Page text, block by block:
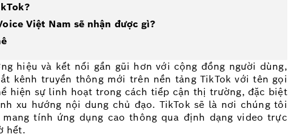
Việt Nam sẽ nhận được gì?
hiệu và kết nối gần gũi hơn với cộng đồng người dùng,
kênh truyền thông mới trên nền tảng TikTok với tên gọi
hiện sự linh hoạt trong cách tiếp cận thị trường, đặc biệt
xu hướng nội dung chủ đạo. TikTok sẽ là nơi chúng tôi
tính ứng dụng cao thông qua định dạng video trực
hết.